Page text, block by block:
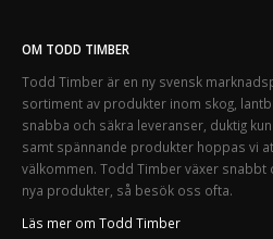
OM TODD TIMBER
Todd Timber är en ny svensk
sortiment av produkter inom skog,
snabba och säkra leveranser, duktig
samt spännande produkter hoppas vi
välkommen. Todd Timber växer snabbt
nya produkter, så besök oss ofta.
Läs mer om Todd Timber